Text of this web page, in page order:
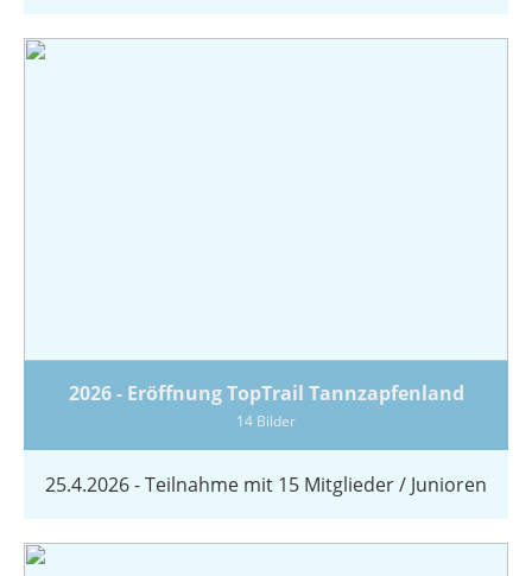
2026 - Eröffnung TopTrail Tannzapfenland
14 Bilder
25.4.2026 - Teilnahme mit 15 Mitglieder / Junioren